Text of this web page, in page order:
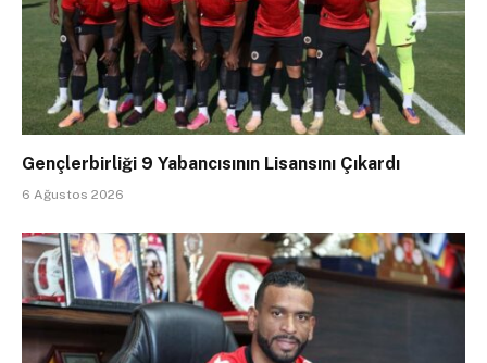
Gençlerbirliği 9 Yabancısının Lisansını Çıkardı
6 Ağustos 2026